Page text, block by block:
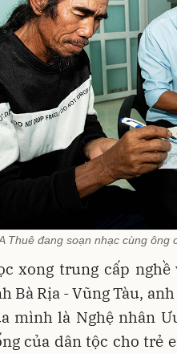
Thuê đang soạn nhạc cùng ông
xong trung cấp
Bà Rịa - Vũng Tàu,
mình là Nghệ nhân
của dân tộc cho trẻ